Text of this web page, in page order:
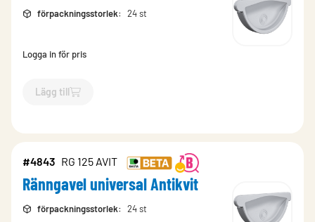
förpackningsstorlek: 24 st
Logga in för pris
Lägg till
`$Lägg till
#4843 RG 125 AVIT
Ränngavel universal Antikvit
förpackningsstorlek: 24 st